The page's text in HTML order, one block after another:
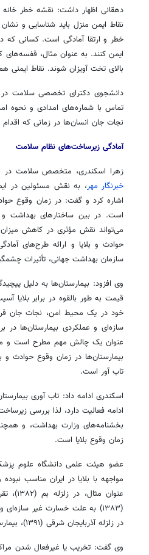
دهقانی اظهار داشت: نقشه خطر
نقاط ایمن منزل باید شناسایی و
خطر و ارتقا آمادگی است. کسانی که
ایمن کنند. به عنوان مثال، قفسه‌های
بالای تخت آویزان شوند. نقاط ایمنی
دانشجوی دکترای تخصصی سلامت در
نجات جان انسان‌ها در زمانی که
آمادگی زیرساخت‌های نظام سلامت
زهرا اسکندری، متخصص سلامت در
خبرنگار مهر، به نقش مسئولین در
اشاره کرد و گفت: در زمان وقوع
است. در بین ساختارهای بهداشت و
می‌تواند نقش مؤثری در کاهش میزان
حوادث و بلایا و ارائه طرح‌های
سازمان بهداشت جهانی، تأثیرات
وی افزود: بیمارستان‌ها به دلیل
قیمت به طور بالقوه در برابر بلایا
خود در یک محیط امن، نجات جان
سازه‌ای و عملکردی بیمارستان‌ها
عنوان یک چالش مهم مطرح است و
بیمارستان‌ها در زمان وقوع حوادث
تاب آور است.
اسکندری ادامه داد: تاب آوری
ادامه فعالیت دارد، لذا بررسی
بخشنامه‌های وزارت بهداشت، و
زمان وقوع بلایا است.
عضو هیئت علمی دانشگاه علوم
مواجهه با بلایا در ایران مناسب
عنوان
(۱۳۸۳) به علت خسارت غیر
در زلزله آذربایجان شرقی (۱۳۹۱)، بیمارستانی که تنها یک سال پیش از وقوع زلزله افتتاح شده بود نیز تخریب شد.
وی گفت: تخریب یا غیرفعال شدن